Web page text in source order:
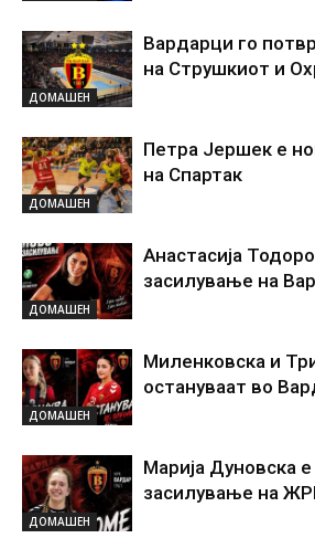
ДОМАШЕН
Вардарци го
на Струшкиот и
ДОМАШЕН
Петра Јершек е
на Спартак
ДОМАШЕН
Анастасија
засилување на
ДОМАШЕН
Миленковска и
остануваат во
ДОМАШЕН
Марија Дуновска
засилување на